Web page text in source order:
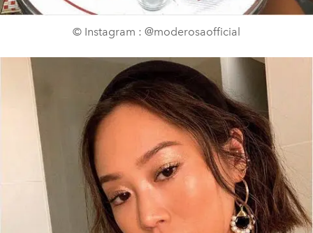
© Instagram : @moderosaofficial